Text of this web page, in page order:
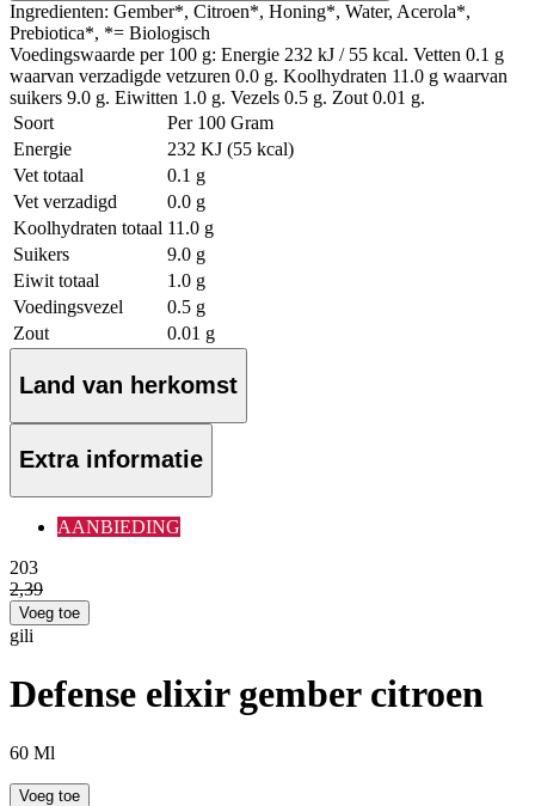
Ingredienten: Gember*, Citroen*, Honing*, Water, Acerola*,
Prebiotica*, *= Biologisch
Voedingswaarde per 100 g: Energie 232 kJ / 55 kcal. Vetten 0.1 g
waarvan verzadigde vetzuren 0.0 g. Koolhydraten 11.0 g waarvan
suikers 9.0 g. Eiwitten 1.0 g. Vezels 0.5 g. Zout 0.01 g.
Soort
Per 100 Gram
Energie
232 KJ (55 kcal)
Vet totaal
0.1 g
Vet verzadigd
0.0 g
Koolhydraten totaal 11.0 g
Suikers
9.0 g
Eiwit totaal
1.0 g
Voedingsvezel
0.5 g
Zout
0.01 g
Land van herkomst
Extra informatie
AANBIEDING
203
2,39
Voeg toe
gili
Defense elixir gember citroen
60 Ml
Voeg toe